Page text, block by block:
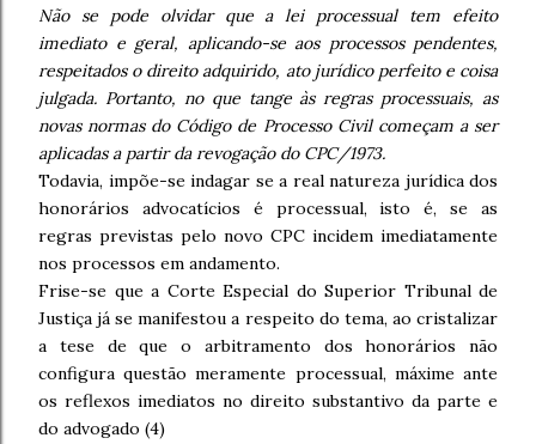
Não se pode olvidar que a lei processual tem efeito
imediato e geral, aplicando-se aos processos pendentes,
respeitados o direito adquirido, ato jurídico perfeito e coisa
julgada. Portanto, no que tange às regras processuais, as
novas normas do Código de Processo Civil começam a ser
aplicadas a partir da revogação do CPC/1973.
Todavia, impõe-se indagar se a real natureza jurídica dos
honorários advocatícios é processual, isto é, se as
regras previstas pelo novo CPC incidem imediatamente
nos processos em andamento.
Frise-se que a Corte Especial do Superior Tribunal de
Justiça já se manifestou a respeito do tema, ao cristalizar
a tese de que o arbitramento dos honorários não
configura questão meramente processual, máxime ante
os reflexos imediatos no direito substantivo da parte e
do advogado (4)